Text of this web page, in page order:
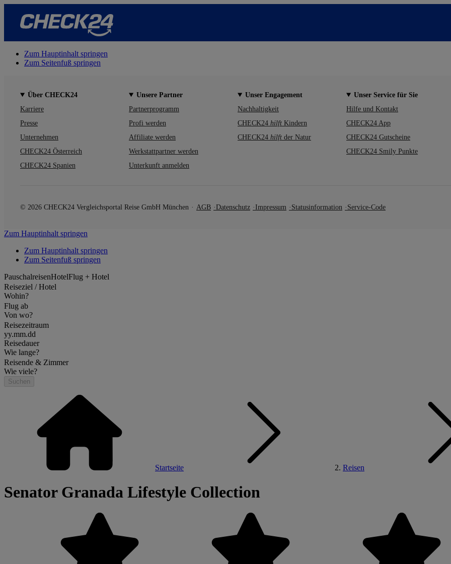
Zum Hauptinhalt springen
Zum Seitenfuß springen
Über CHECK24
Karriere
Presse
Unternehmen
CHECK24 Österreich
CHECK24 Spanien
Unsere Partner
Partnerprogramm
Profi werden
Affiliate werden
Werkstattpartner werden
Unterkunft anmelden
Unser Engagement
Nachhaltigkeit
CHECK24 hilft Kindern
CHECK24 hilft der Natur
Unser Service für Sie
Hilfe und Kontakt
CHECK24 App
CHECK24 Gutscheine
CHECK24 Smily Punkte
© 2026 CHECK24 Vergleichsportal Reise GmbH München AGB Datenschutz Impressum Statusinformation Service-Code
Zum Hauptinhalt springen
Zum Hauptinhalt springen
Zum Seitenfuß springen
PauschalreisenHotelFlug + Hotel
Reiseziel / Hotel
Wohin?
Flug ab
Von wo?
Reisezeitraum
yy.mm.dd
Reisedauer
Wie lange?
Reisende & Zimmer
Wie viele?
Suchen
Startseite Reisen
Senator Granada Lifestyle Collection